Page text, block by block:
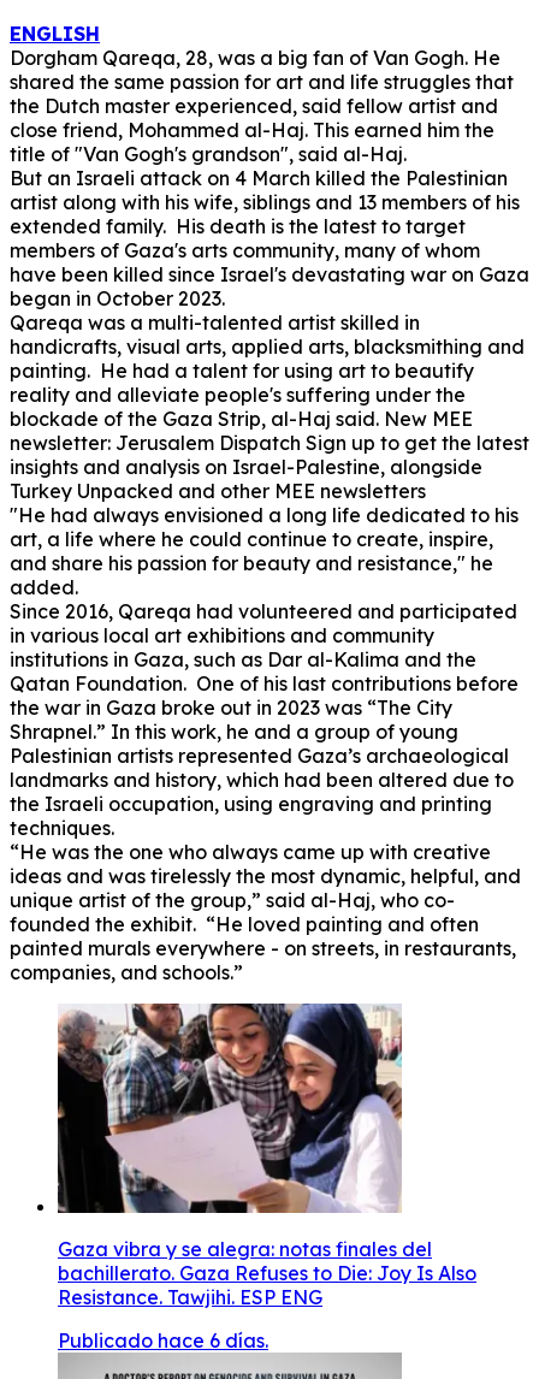
ENGLISH
Dorgham Qareqa, 28, was a big fan of Van Gogh. He
shared the same passion for art and life struggles that
the Dutch master experienced, said fellow artist and
close friend, Mohammed al-Haj. This earned him the
title of "Van Gogh's grandson", said al-Haj.
But an Israeli attack on 4 March killed the Palestinian
artist along with his wife, siblings and 13 members of his
extended family. His death is the latest to target
members of Gaza's arts community, many of whom
have been killed since Israel's devastating war on Gaza
began in October 2023.
Qareqa was a multi-talented artist skilled in
handicrafts, visual arts, applied arts, blacksmithing and
painting. He had a talent for using art to beautify
reality and alleviate people's suffering under the
blockade of the Gaza Strip, al-Haj said. New MEE
newsletter: Jerusalem Dispatch Sign up to get the latest
insights and analysis on Israel-Palestine, alongside
Turkey Unpacked and other MEE newsletters
"He had always envisioned a long life dedicated to his
art, a life where he could continue to create, inspire,
and share his passion for beauty and resistance," he
added.
Since 2016, Qareqa had volunteered and participated
in various local art exhibitions and community
institutions in Gaza, such as Dar al-Kalima and the
Qatan Foundation. One of his last contributions before
the war in Gaza broke out in 2023 was “The City
Shrapnel.” In this work, he and a group of young
Palestinian artists represented Gaza’s archaeological
landmarks and history, which had been altered due to
the Israeli occupation, using engraving and printing
techniques.
“He was the one who always came up with creative
ideas and was tirelessly the most dynamic, helpful, and
unique artist of the group,” said al-Haj, who co-
founded the exhibit. “He loved painting and often
painted murals everywhere - on streets, in restaurants,
companies, and schools.”
Gaza vibra y se alegra: notas finales del
bachillerato. Gaza Refuses to Die: Joy Is Also
Resistance. Tawjihi. ESP ENG
Publicado hace 6 días.